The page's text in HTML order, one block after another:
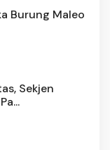
Burung Maleo
Sekjen